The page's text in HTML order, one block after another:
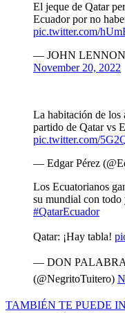
El jeque de Qatar
Ecuador por no
pic.twitter.com/
— JOHN
November 20, 2022
La habitación de los
partido de Qatar vs
pic.twitter.com/
— Edgar Pérez
Los Ecuatorianos
su mundial con
#QatarEcuador
Qatar: ¡Hay tabla!
— DON
(@NegritoTuitero)
TAMBIÉN TE PUEDE